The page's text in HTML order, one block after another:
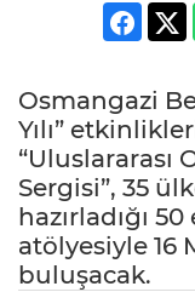
Osmangazi
Yılı”
“Uluslararası
Sergisi”, 35
hazırladığı
atölyesiyle 16
buluşacak.